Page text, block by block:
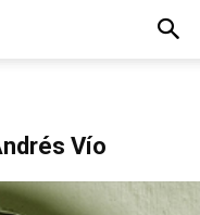
Vío